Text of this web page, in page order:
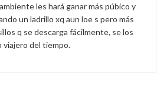
les hará ganar más púbico y
un ladrillo xq aun loe s pero más
q se descarga fácilmente, se los
viajero del tiempo.